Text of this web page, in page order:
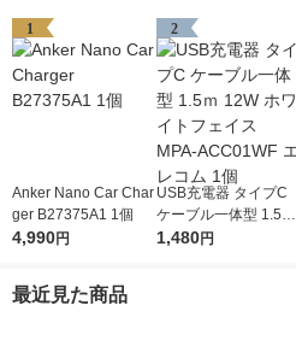
1
Anker Nano Car Char
ger B27375A1 1個
4,990円
2
USB充電器 タイプC
ケーブル一体型 1.5ｍ
12W ホワイトフェイ
1,480円
最近見た商品